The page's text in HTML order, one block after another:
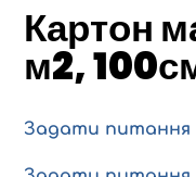
Картон
м2,
Задати